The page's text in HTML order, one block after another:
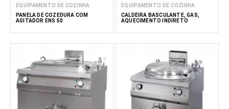
EQUIPAMENTO DE COZINHA
PANELA DE COZEDURA COM
AGITADOR ENS 50
EQUIPAMENTO DE COZINHA
CALDEIRA BASCULANTE, GÁS,
AQUECIMENTO INDIRETO